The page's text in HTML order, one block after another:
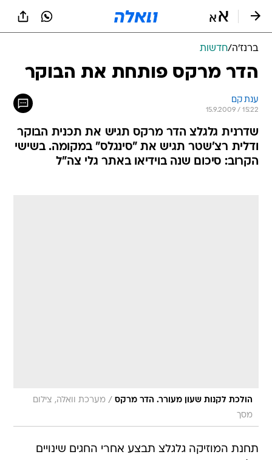
ברנז'ה/חדשות
הדר מרקס פותחת את הבוקר
ענת קם
15.9.2009 / 15:22
שדרנית גלגלצ הדר מרקס תגיש את תכנית הבוקר
ודלית רצ'שטר תגיש את "סינגלס" במקומה. בשישי
הקרוב: סיכום שנה בוידיאו באתר גלי צה"ל
הולכת לקנות שעון מעורר. הדר מרקס / מערכת וואלה, צילום
מסך
תחנת המוזיקה גלגלצ תבצע אחרי החגים שינויים